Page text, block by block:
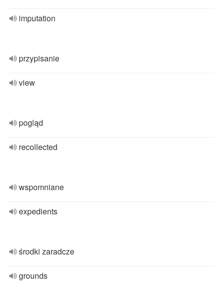
imputation
przypisanie
view
pogląd
recollected
wspomniane
expedients
środki zaradcze
grounds